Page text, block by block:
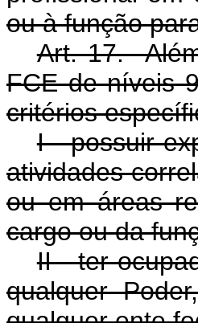
ou à função
Art. 17.
FCE de níveis
critérios
I - possuir
atividades
ou em áreas
cargo ou da
II - ter
qualquer